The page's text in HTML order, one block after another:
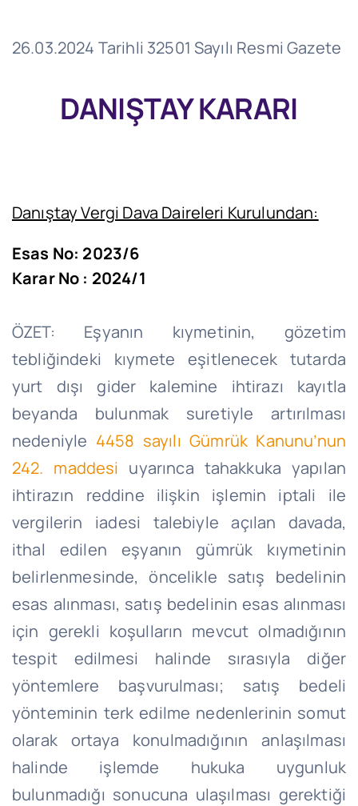
26.03.2024 Tarihli 32501 Sayılı Resmi Gazete
DANIŞTAY KARARI
Danıştay Vergi Dava Daireleri Kurulundan:
Esas No: 2023/6
Karar No : 2024/1
ÖZET: Eşyanın kıymetinin, gözetim
tebliğindeki kıymete eşitlenecek tutarda
yurt dışı gider kalemine ihtirazı kayıtla
beyanda bulunmak suretiyle artırılması
nedeniyle 4458 sayılı Gümrük Kanunu’nun
242. maddesi uyarınca tahakkuka yapılan
ihtirazın reddine ilişkin işlemin iptali ile
vergilerin iadesi talebiyle açılan davada,
ithal edilen eşyanın gümrük kıymetinin
belirlenmesinde, öncelikle satış bedelinin
esas alınması, satış bedelinin esas alınması
için gerekli koşulların mevcut olmadığının
tespit edilmesi halinde sırasıyla diğer
yöntemlere başvurulması; satış bedeli
yönteminin terk edilme nedenlerinin somut
olarak ortaya konulmadığının anlaşılması
halinde işlemde hukuka uygunluk
bulunmadığı sonucuna ulaşılması gerektiği